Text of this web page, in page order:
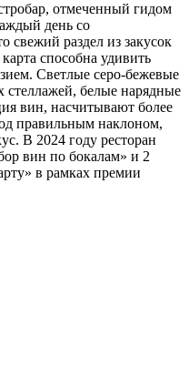
отмеченный гидом
день со
свежий раздел из закусок
способна удивить
Светлые серо-бежевые
стеллажей, белые нарядные
вин, насчитывают более
правильным наклоном,
В 2024 году ресторан
вин по бокалам» и 2
в рамках премии